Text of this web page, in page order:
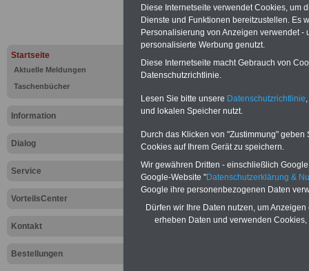
Startseite
Aktuelle Meldungen
Taschenbücher
Information
Dialog
Service
VorteilsCenter
Kontakt
Bestellungen
PDF-SERVICE:Zehn
Beamte zum Komplettpreis von 15
geeignet. Sie können Sie zehn
und ausdrucken:
Wissenswertes
Beihilfe sowieNebentätigkeitsrecht
öffentlichen Dienst>>>mehr
ACHTUNG Nachzahlung für alle
Teilweise 5-stellige Nachzahlungen
Post, Telekom und Postbank)
Hier die
abschließen!
Diese Internetseite verwendet Cookies, um
Dienste und Funktionen bereitzustellen. Es
Personalisierung von Anzeigen verwendet
personalisierte Werbung genutzt.
Diese Internetseite macht Gebrauch von
Datenschutzrichtlinie.
Lesen Sie bitte unsere Datenschutzrichtlinie
und lokalen Speicher nutzt.
Durch das Klicken von "Zustimmung"
Cookies auf Ihrem Gerät zu speichern.
Wir gewähren Dritten - einschließlich
Google-Website "Datenschutzerklärung &
Google ihre personenbezogenen Daten
Dürfen wir Ihre Daten nutzen, um
erheben Daten und verwenden